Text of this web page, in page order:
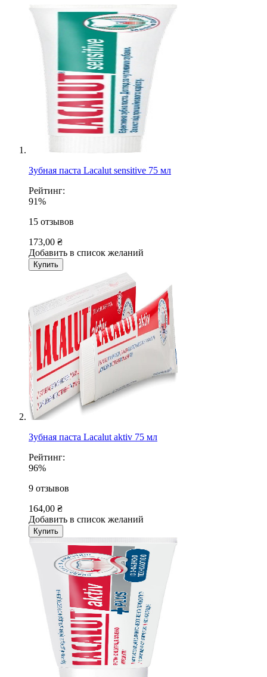
Зубная паста Lacalut sensitive 75 мл
Рейтинг:
91%
15 отзывов
173,00 ₴
Добавить в список желаний
Купить
Зубная паста Lacalut aktiv 75 мл
Рейтинг:
96%
9 отзывов
164,00 ₴
Добавить в список желаний
Купить